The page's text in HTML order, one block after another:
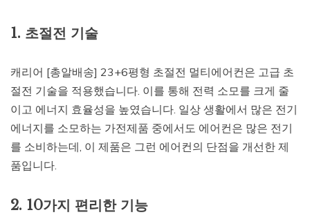
1. 초절전 기술
캐리어 [총알배송] 23+6평형 초절전 멀티에어컨은 고급 초
절전 기술을 적용했습니다. 이를 통해 전력 소모를 크게 줄
이고 에너지 효율성을 높였습니다. 일상 생활에서 많은 전기
에너지를 소모하는 가전제품 중에서도 에어컨은 많은 전기
를 소비하는데, 이 제품은 그런 에어컨의 단점을 개선한 제
품입니다.
2. 10가지 편리한 기능